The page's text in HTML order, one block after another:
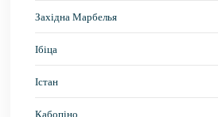
Західна Марбелья
Ібіца
Істан
Кабопіно